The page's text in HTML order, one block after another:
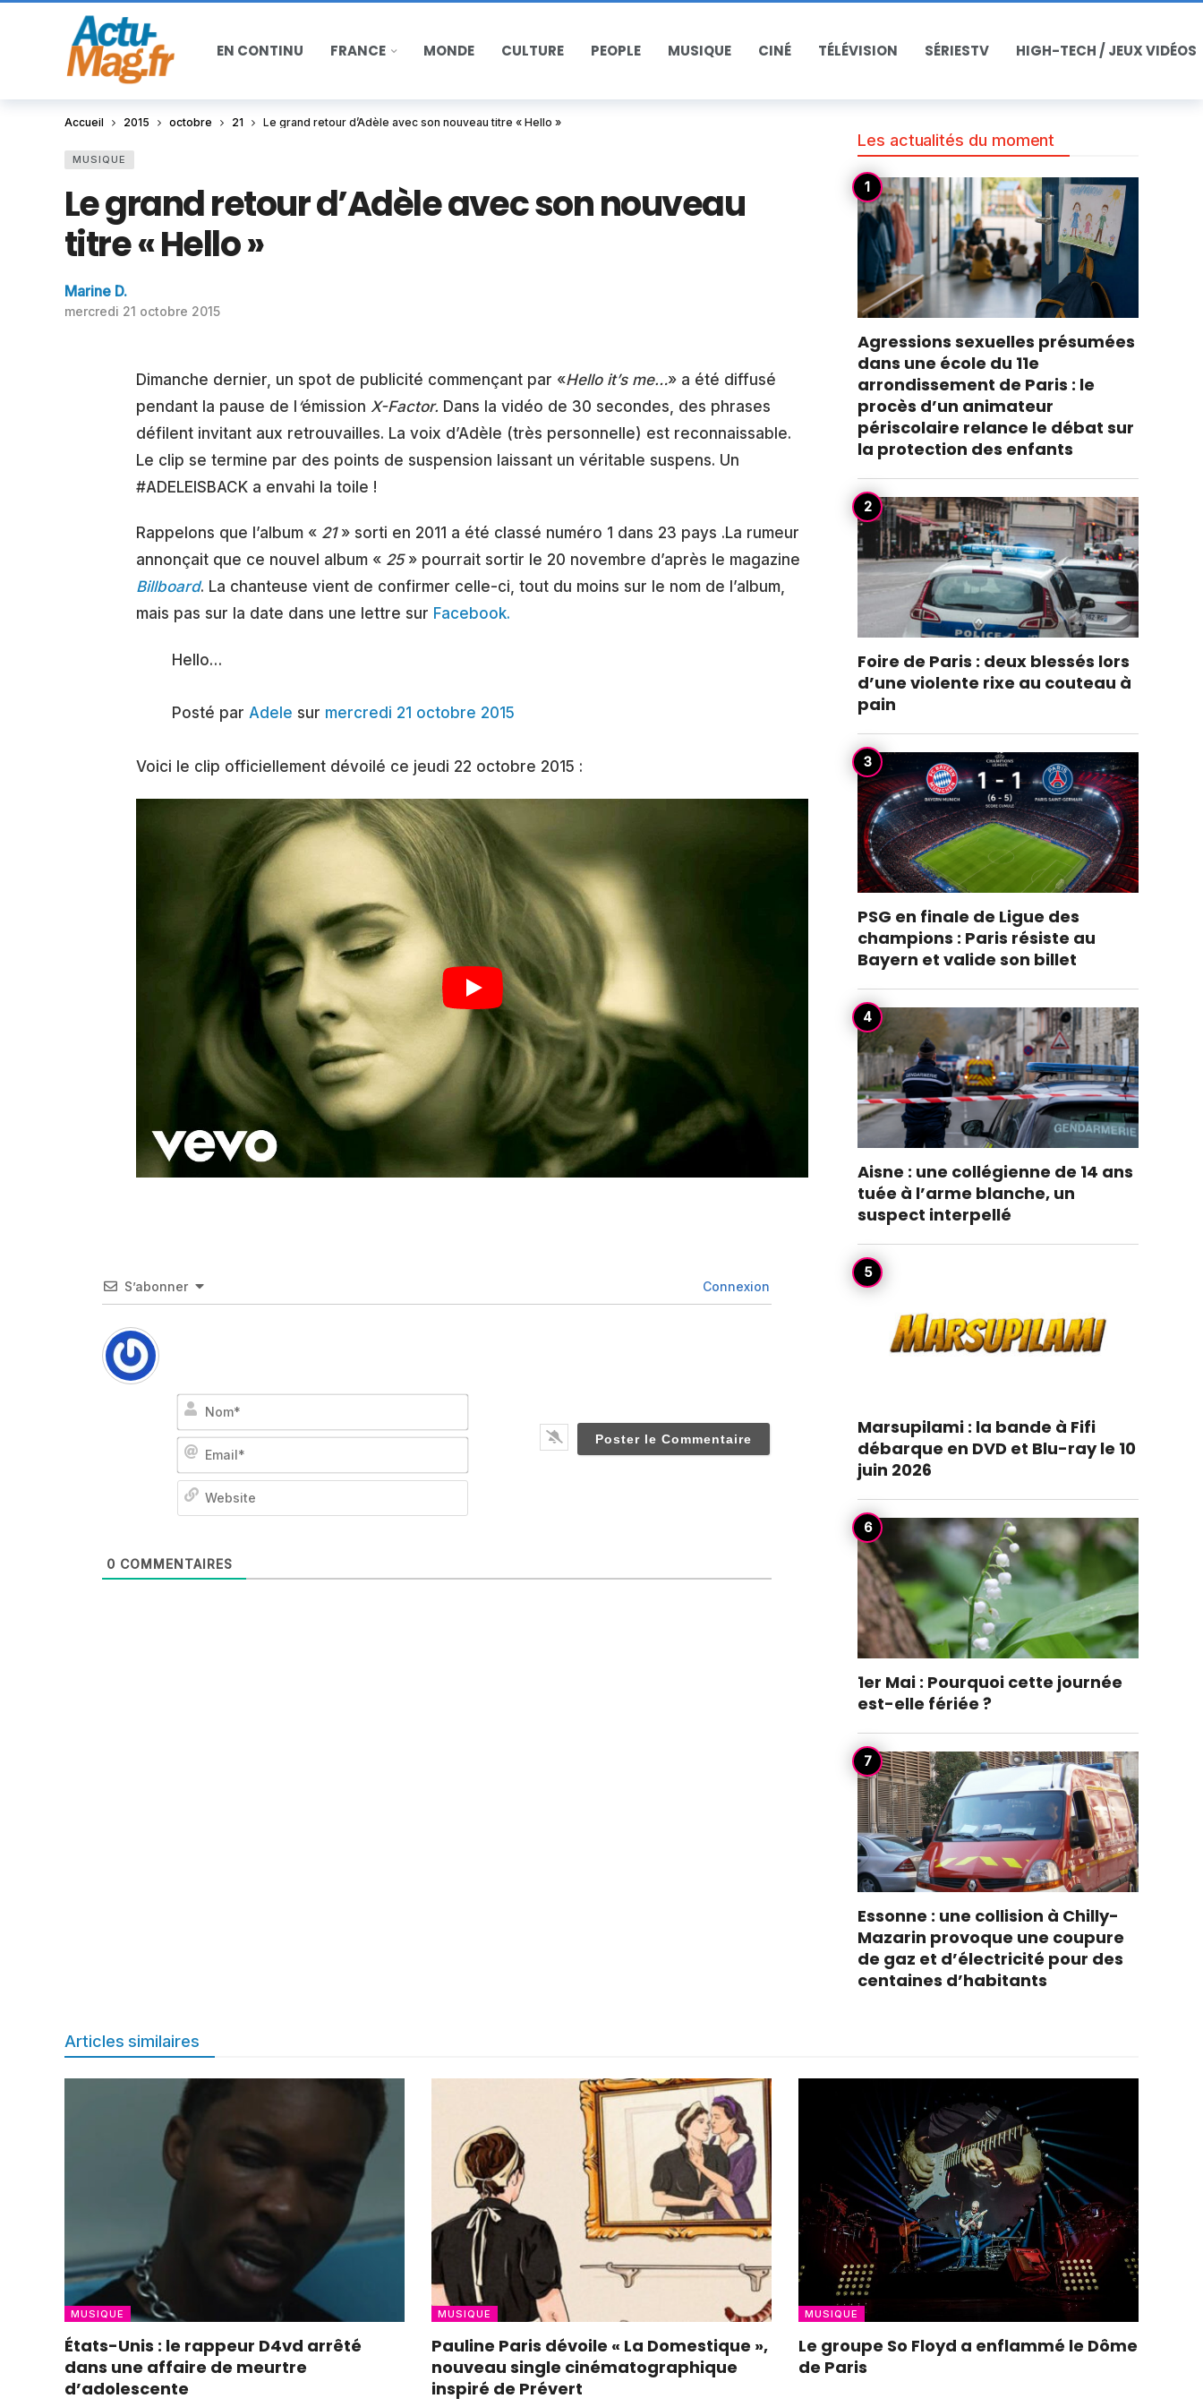
EN CONTINU FRANCE MONDE CULTURE PEOPLE MUSIQUE CINÉ TÉLÉVISION SÉRIESTV HIGH-TECH / JEUX VIDÉOS
Accueil 2015 octobre 21 Le grand retour d’Adèle avec son nouveau titre « Hello »
MUSIQUE
Le grand retour d’Adèle avec son nouveau
titre « Hello »
Marine D.
mercredi 21 octobre 2015
Dimanche dernier, un spot de publicité commençant par «Hello it’s me…» a été diffusé
pendant la pause de l
‘émission X-Factor. Dans la vidéo de 30 secondes, des phrases
défilent invitant aux retrouvailles. La voix d’Adèle (très personnelle) est reconnaissable.
Le clip se termine par des points de suspension laissant un véritable suspens. Un
#ADELEISBACK a envahi la toile !
Rappelons que l’album « 21» sorti en 2011 a été classé numéro 1 dans 23 pays .La rumeur
annonçait que ce nouvel album « 25» pourrait sortir le 20 novembre d’après le magazine
Billboard. La chanteuse vient de confirmer celle-ci, tout du moins sur le nom de l’album,
mais pas sur la date dans une lettre sur Facebook.
Hello…
Posté par Adele sur mercredi 21 octobre 2015
Voici le clip officiellement dévoilé ce jeudi 22 octobre 2015 :
S’abonner Connexion
Nom*
Email*
Website
0 COMMENTAIRES
Les actualités du moment
Agressions sexuelles présumées
dans une école du 11e
arrondissement de Paris : le
procès d’un animateur
périscolaire relance le débat sur
la protection des enfants
Foire de Paris : deux blessés lors
d’une violente rixe au couteau à
pain
PSG en finale de Ligue des
champions : Paris résiste au
Bayern et valide son billet
Aisne : une collégienne de 14 ans
tuée à l’arme blanche, un
suspect interpellé
Marsupilami : la bande à Fifi
débarque en DVD et Blu-ray le 10
juin 2026
1er Mai : Pourquoi cette journée
est-elle fériée ?
Essonne : une collision à Chilly-
Mazarin provoque une coupure
de gaz et d’électricité pour des
centaines d’habitants
Articles similaires
MUSIQUE
États-Unis : le rappeur D4vd arrêté
dans une affaire de meurtre
d’adolescente
MUSIQUE
Pauline Paris dévoile « La Domestique »,
nouveau single cinématographique
inspiré de Prévert
MUSIQUE
Le groupe So Floyd a enflammé le Dôme
de Paris